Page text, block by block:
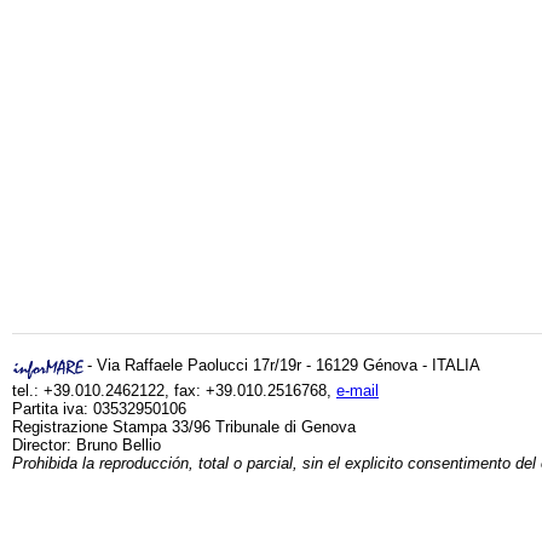
- Via Raffaele Paolucci 17r/19r - 16129 Génova - ITALIA
tel.: +39.010.2462122, fax: +39.010.2516768, e-mail
Partita iva: 03532950106
Registrazione Stampa 33/96 Tribunale di Genova
Director: Bruno Bellio
Prohibida la reproducción, total o parcial, sin el explicito consentimento del